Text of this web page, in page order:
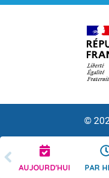
AUJOURD'HUI PAR
©